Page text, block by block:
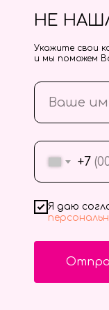
+7
Я даю
НЕ
Укажите свои
и мы поможем